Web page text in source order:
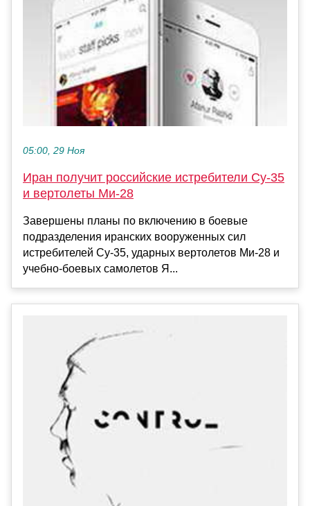
05:00, 29 Ноя
Иран получит российские истребители Су-35
и вертолеты Ми-28
Завершены планы по включению в боевые
подразделения иранских вооруженных сил
истребителей Су-35, ударных вертолетов Ми-28 и
учебно-боевых самолетов Я...